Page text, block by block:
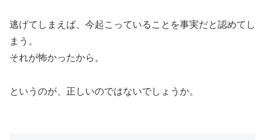
逃げてしまえば、今起こっていることを事実だと認めてし
まう。
それが怖かったから。
というのが、正しいのではないでしょうか。